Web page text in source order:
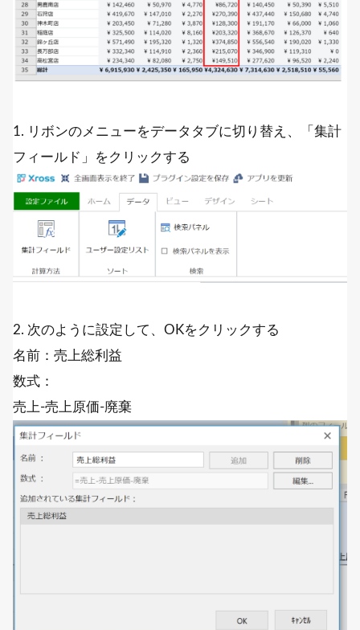
1. リボンのメニューをデータタブに切り替え、「集計
フィールド」をクリックする
2. 次のように設定して、OKをクリックする
名前：売上総利益
数式：
売上-売上原価-廃棄